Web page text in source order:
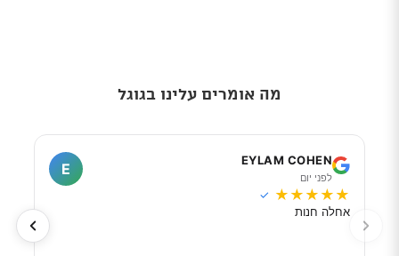
מה אומרים עלינו בגוגל
EYLAM COHEN
לפני יום
E
★
★
★
★
★
✓
אחלה חנות